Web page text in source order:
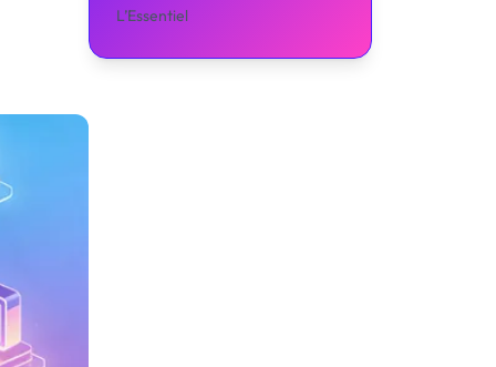
L’Essentiel